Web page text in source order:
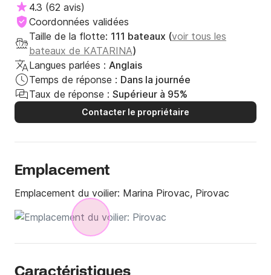
4.3 (62 avis)
Coordonnées validées
Taille de la flotte: 111 bateaux (voir tous les
bateaux de KATARINA)
Langues parlées : Anglais
Temps de réponse : Dans la journée
Taux de réponse : Supérieur à 95%
Contacter le propriétaire
Emplacement
Emplacement du voilier: Marina Pirovac, Pirovac